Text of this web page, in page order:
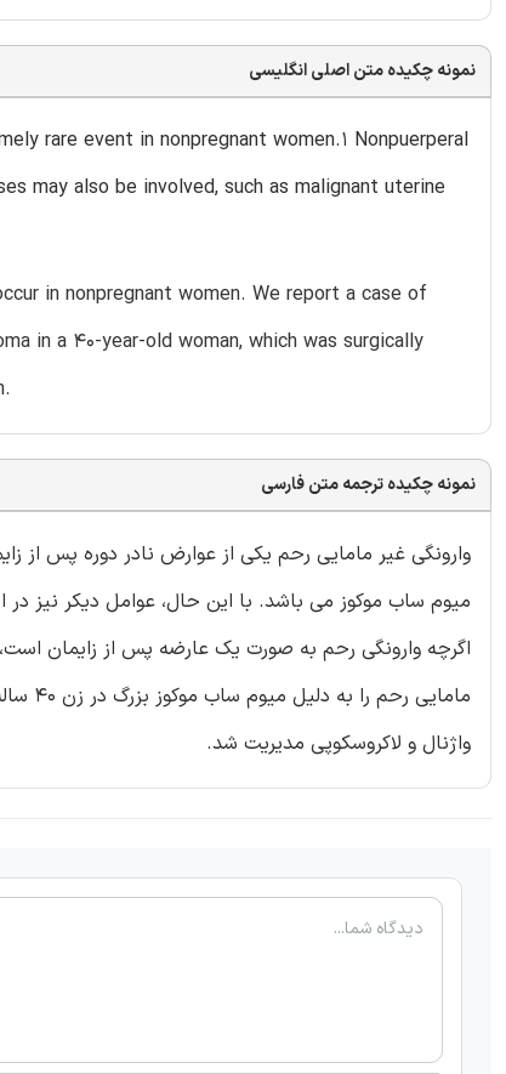
نمونه چکیده متن اصلی انگلیسی
rare event in nonpregnant women.1 Nonpuerperal
may also be involved, such as malignant uterine
in nonpregnant women. We report a case of
in a 40-year-old woman, which was surgically
نمونه چکیده ترجمه متن فارسی
وارونگی غیر مامایی رحم یکی از عوارض نادر دوره پس از
میوم ساب موکوز می باشد. با این حال، عوامل دیکر نیز در
اگرچه وارونگی رحم به صورت یک عارضه پس از زایمان است،
واژنال و لاکروسکوپی مدیریت شد.